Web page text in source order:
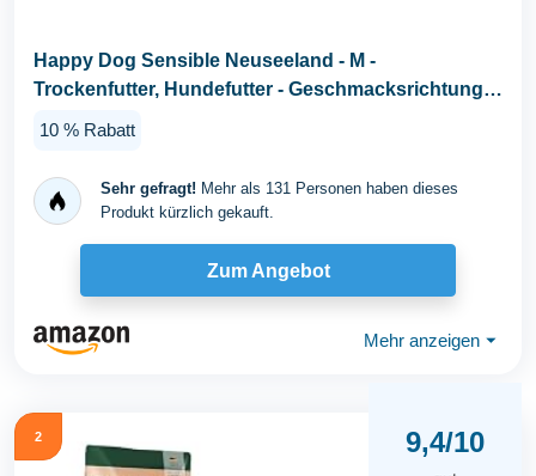
Happy Dog Sensible Neuseeland - M -
Trockenfutter, Hundefutter - Geschmacksrichtung
10 % Rabatt
Sehr gefragt! Mehr als 131 Personen haben dieses
Produkt kürzlich gekauft.
Zum Angebot
Mehr anzeigen ⏷
2 9,4/10